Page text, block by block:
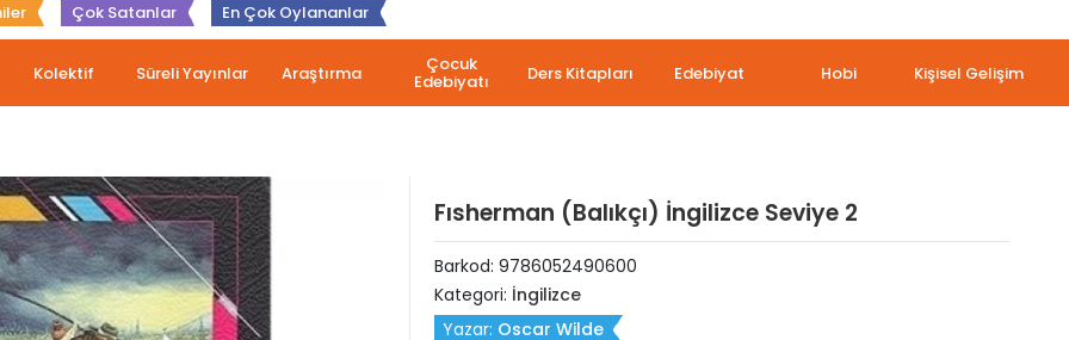
Çok Satanlar En Çok Oylananlar
Kolektif Süreli Yayınlar Araştırma Çocuk
Edebiyatı Ders Kitapları Edebiyat Hobi Kişisel Gelişim
Fısherman (Balıkçı) İngilizce Seviye 2
Barkod: 9786052490600
Kategori: İngilizce
Yazar: Oscar Wilde